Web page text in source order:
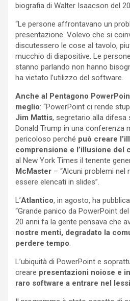
biografia di Walter Isaacson del
“Le persone affrontavano un
presentazione. Volevo che si
discutessero le cose al tavolo,
mucchio di diapositive. Le
stanno parlando non hanno
ha vietato l’utilizzo del software.
Anche al Pentagono
meglio: “PowerPoint ci rende
Jim Mattis, segretario alla difesa
Donald Trump in una conferenza
pericoloso perché può creare
comprensione e l’illusione del
al New York Times il tenente
McMaster – “Alcuni problemi
essere elencati in slides”.
L’Atlantico, in agosto, ha
“Grande panico da PowerPoint
20 anni fa la gente pensava che
nostre menti, degradato la
perdere tempo.
L’ubiquità di PowerPoint e
creare presentazioni noiose e
raro software a entrare nel